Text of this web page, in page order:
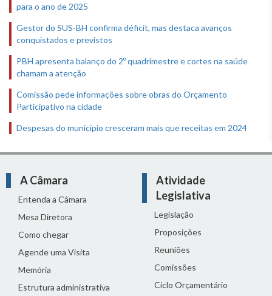
para o ano de 2025
Gestor do SUS-BH confirma déficit, mas destaca avanços
conquistados e previstos
PBH apresenta balanço do 2º quadrimestre e cortes na saúde
chamam a atenção
Comissão pede informações sobre obras do Orçamento
Participativo na cidade
Despesas do município cresceram mais que receitas em 2024
A Câmara
Entenda a Câmara
Mesa Diretora
Como chegar
Agende uma Visita
Memória
Estrutura administrativa
Atividade
Legislativa
Legislação
Proposições
Reuniões
Comissões
Ciclo Orçamentário